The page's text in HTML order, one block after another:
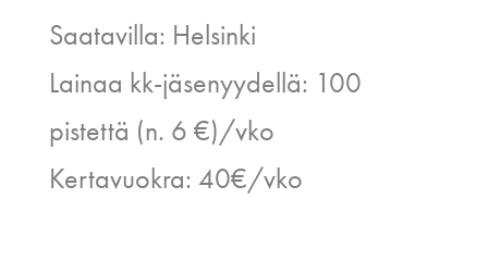
Saatavilla: Helsinki
Lainaa kk-jäsenyydellä: 100
pistettä (n. 6 €)/vko
Kertavuokra: 40€/vko